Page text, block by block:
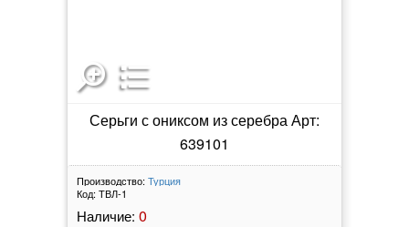
Серьги с ониксом из серебра Арт:
639101
Производство: Турция
Код: ТВЛ-1
Наличие: 0